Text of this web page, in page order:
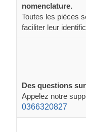
nomenclature.
Toutes les pièces
faciliter leur
Des questions
Appelez notre
0366320827